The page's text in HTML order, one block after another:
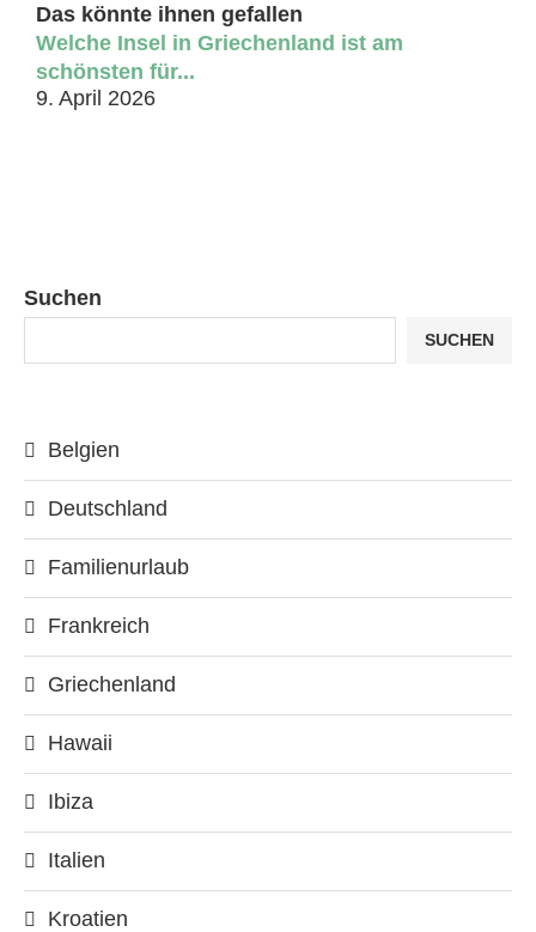
Das könnte ihnen gefallen
Welche Insel in Griechenland ist am
schönsten für...
9. April 2026
Suchen
SUCHEN
Belgien
Deutschland
Familienurlaub
Frankreich
Griechenland
Hawaii
Ibiza
Italien
Kroatien